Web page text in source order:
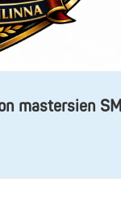
mastersien